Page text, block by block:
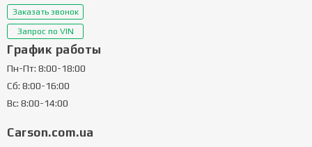
Заказать звонок
Запрос по VIN
График работы
Пн-Пт: 8:00-18:00
Сб: 8:00-16:00
Вс: 8:00-14:00
Carson.com.ua